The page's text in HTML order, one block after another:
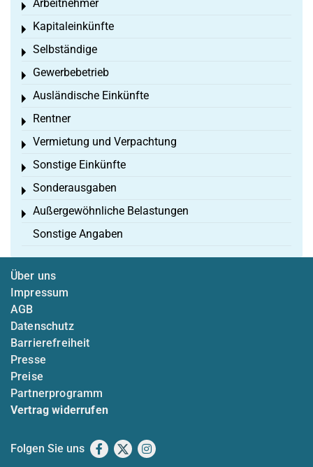
Arbeitnehmer
Toggle menu
Kapitaleinkünfte
Toggle menu
Selbständige
Toggle menu
Gewerbebetrieb
Toggle menu
Ausländische Einkünfte
Toggle menu
Rentner
Toggle menu
Vermietung und Verpachtung
Toggle menu
Sonstige Einkünfte
Toggle menu
Sonderausgaben
Toggle menu
Außergewöhnliche Belastungen
Toggle menu
Sonstige Angaben
Über uns
Impressum
AGB
Datenschutz
Barrierefreiheit
Presse
Preise
Partnerprogramm
Vertrag widerrufen
Folgen Sie uns Facebook
X Instagram